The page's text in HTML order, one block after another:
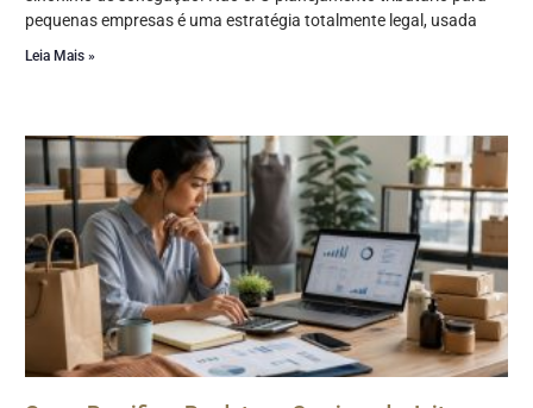
pequenas empresas é uma estratégia totalmente legal, usada
Leia Mais »